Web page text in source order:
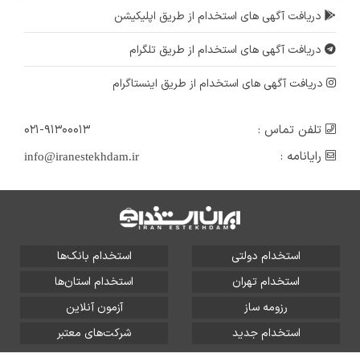
دریافت آگهی های استخدام از طریق اپلیکیشن
دریافت آگهی های استخدام از طریق تلگرام
دریافت آگهی های استخدام از طریق اینستاگرام
تلفن تماس :
۰۲۱-۹۱۳۰۰۰۱۳
رایانامه :
info@iranestekhdam.ir
استخدام دولتی
استخدام بانک‌ها
استخدام تهران
استخدام استان‌ها
رزومه ساز
آزمون آنلاین
استخدام جدید
شرکت‌های معتبر